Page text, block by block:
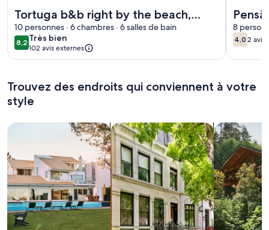
Tortuga b&b right by the beach,
paradise garden, delicious food and
drinks
10 personnes · 6 chambres · 6 salles de bain
8,28,2 sur 10
Très bien
très
bien
102 avis externes
help
8
4,04,0 sur
2 avis
(2
Trouvez des endroits qui conviennent à votre
style
Rechercher des maisonsRechercher des condos ouRechercher